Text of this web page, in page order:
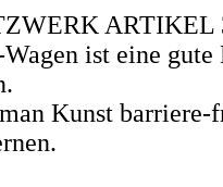
ARTIKEL
ist eine
Kunst barriere-